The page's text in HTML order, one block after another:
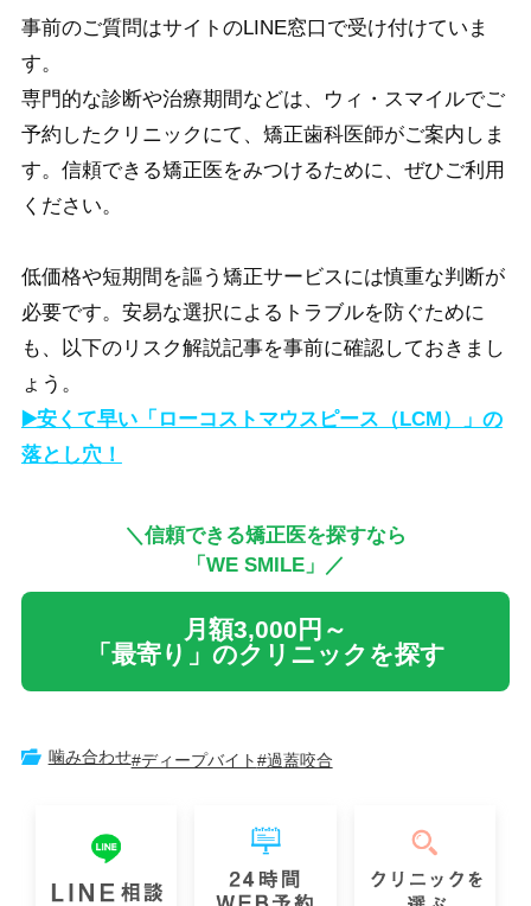
事前のご質問はサイトのLINE窓口で受け付けていま
す。
専門的な診断や治療期間などは、ウィ・スマイルでご
予約したクリニックにて、矯正歯科医師がご案内しま
す。信頼できる矯正医をみつけるために、ぜひご利用
ください。
低価格や短期間を謳う矯正サービスには慎重な判断が
必要です。安易な選択によるトラブルを防ぐために
も、以下のリスク解説記事を事前に確認しておきまし
ょう。
▶️安くて早い「ローコストマウスピース（LCM）」の
落とし穴！
＼信頼できる矯正医を探すなら
「WE SMILE」／
月額3,000円～
「最寄り」のクリニックを探す
噛み合わせ#ディープバイト #過蓋咬合